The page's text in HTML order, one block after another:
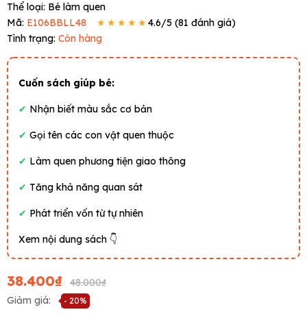
Thể loại: Bé làm quen
Mã: E106BBLL48 ★★★★★4.6/5 (81 đánh giá)
Tình trạng: Còn hàng
Cuốn sách giúp bé:
✔ Nhận biết màu sắc cơ bản
✔ Gọi tên các con vật quen thuộc
✔ Làm quen phương tiện giao thông
✔ Tăng khả năng quan sát
✔ Phát triển vốn từ tự nhiên
Xem nội dung sách 👇
38.400₫
48.000₫
Giảm giá:
- 20%